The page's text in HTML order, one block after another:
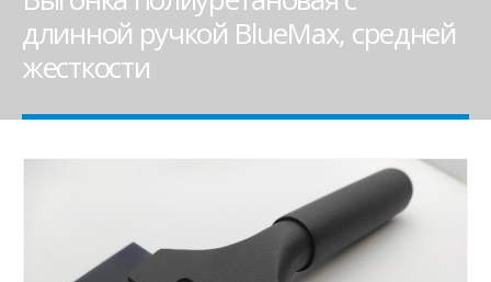
длинной ручкой BlueMax, средней
жесткости